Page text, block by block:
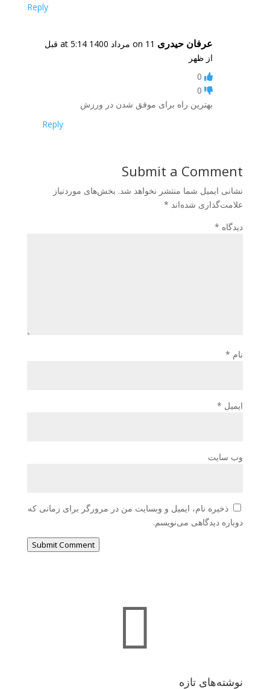
Reply
عرفان حیدری
on 11 مرداد 1400 at 5:14 قبل
از ظهر
0
0
بهترین راه برای موفق شدن در ورزش
Reply
Submit a Comment
نشانی ایمیل شما منتشر نخواهد شد. بخش‌های موردنیاز
علامت‌گذاری شده‌اند *
دیدگاه *
نام *
ایمیل *
وب‌ سایت
ذخیره نام، ایمیل و وبسایت من در مرورگر برای زمانی که
دوباره دیدگاهی می‌نویسم.
Submit Comment

نوشته‌های تازه